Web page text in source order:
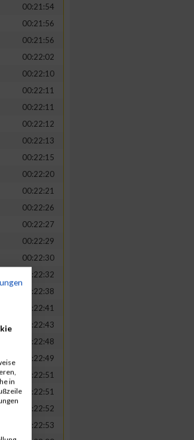
00:21:54
00:21:56
00:21:56
00:22:02
00:22:10
00:22:11
00:22:11
00:22:12
00:22:13
00:22:15
00:22:20
00:22:21
00:22:26
00:22:27
00:22:29
00:22:30
00:22:32
00:22:38
00:22:41
00:22:43
00:22:48
00:22:49
00:22:51
00:22:51
00:22:52
00:22:53
in